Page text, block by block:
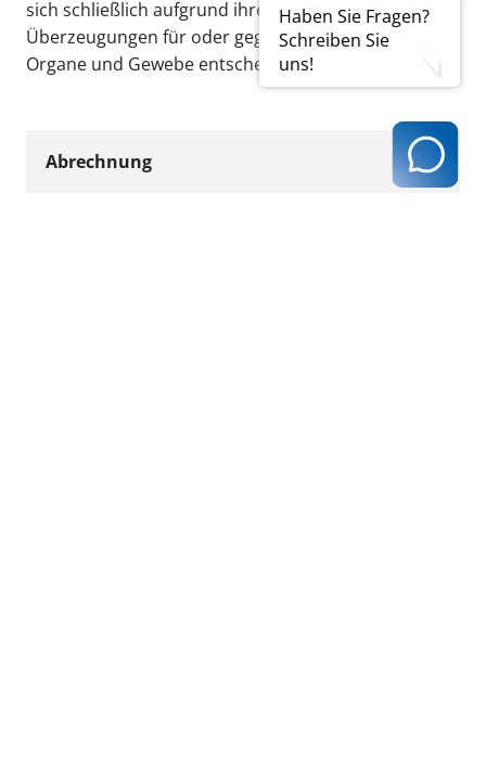
Haben Sie Fragen?
Schreiben Sie
uns!
sich schließlich aufgrund ihrer persönlichen
Überzeugungen für oder gegen eine Spende ihrer
Organe und Gewebe entscheiden können.
Abrechnung